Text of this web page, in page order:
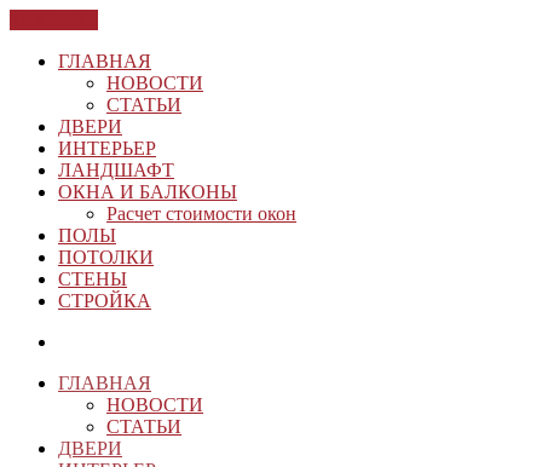
ГЛАВНАЯ
НОВОСТИ
СТАТЬИ
ДВЕРИ
ИНТЕРЬЕР
ЛАНДШАФТ
ОКНА И БАЛКОНЫ
Расчет стоимости окон
ПОЛЫ
ПОТОЛКИ
СТЕНЫ
СТРОЙКА
ГЛАВНАЯ
НОВОСТИ
СТАТЬИ
ДВЕРИ